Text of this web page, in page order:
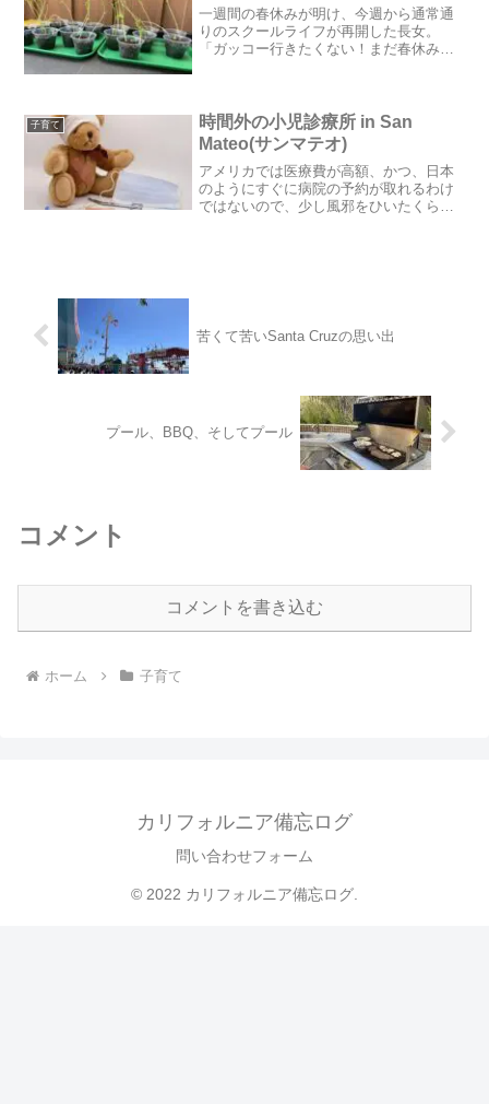
一週間の春休みが明け、今週から通常通
りのスクールライフが再開した長女。
「ガッコー行きたくない！まだ春休みな
んだりピクニックしたのがと...
子育て
時間外の小児診療所 in San
Mateo(サンマテオ)
アメリカでは医療費が高額、かつ、日本
のようにすぐに病院の予約が取れるわけ
ではないので、少し風邪をひいたくらい
苦くて苦いSanta Cruzの思い出
プール、BBQ、そしてプール
コメント
コメントを書き込む
ホーム 子育て
カリフォルニア備忘ログ
問い合わせフォーム
© 2022 カリフォルニア備忘ログ.